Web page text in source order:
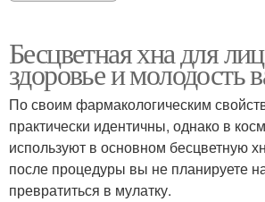
Бесцветная хна для
здоровье и молодость
По своим фармакологическим
практически идентичны, однако в
используют в основном бесцветную
после процедуры вы не планируете
превратиться в мулатку.